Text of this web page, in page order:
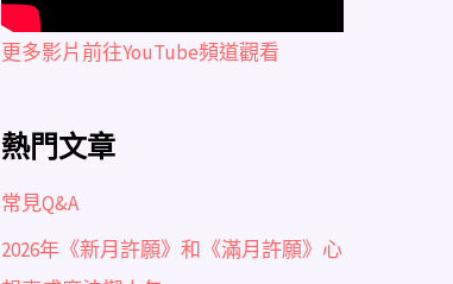
更多影片前往YouTube頻道觀看
熱門文章
常見Q&A
2026年《新月許願》和《滿月許願》心